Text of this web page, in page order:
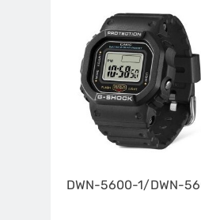
DWN-5600-1/DWN-